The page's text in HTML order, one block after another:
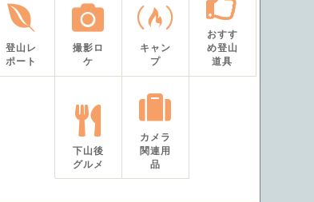
登山レ
ポート
撮影ロ
ケ
キャン
プ
おすす
め登山
道具
下山後
グルメ
カメラ
関連用
品